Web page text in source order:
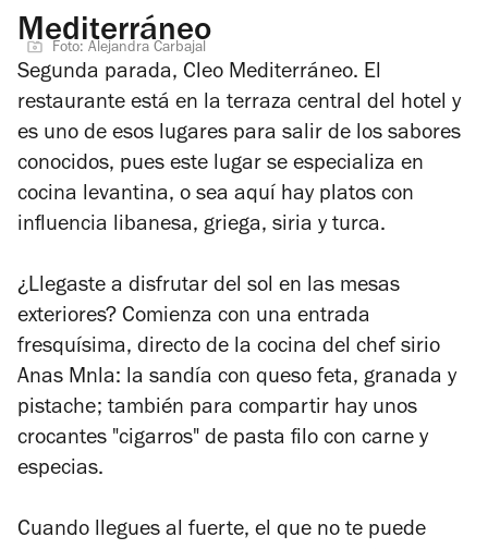
Mediterráneo
Foto: Alejandra Carbajal
Segunda parada, Cleo Mediterráneo. El
restaurante está en la terraza central del hotel y
es uno de esos lugares para salir de los sabores
conocidos, pues este lugar se especializa en
cocina levantina, o sea aquí hay platos con
influencia libanesa, griega, siria y turca.
¿Llegaste a disfrutar del sol en las mesas
exteriores? Comienza con una entrada
fresquísima, directo de la cocina del chef sirio
Anas Mnla: la sandía con queso feta, granada y
pistache; también para compartir hay unos
crocantes "cigarros" de pasta filo con carne y
especias.
Cuando llegues al fuerte, el que no te puede